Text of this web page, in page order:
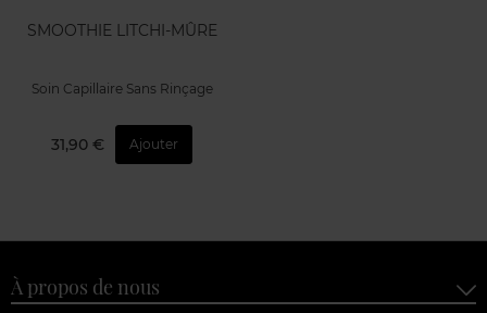
SMOOTHIE LITCHI-MÛRE
Soin Capillaire Sans Rinçage
31,90 € Ajouter
À propos de nous